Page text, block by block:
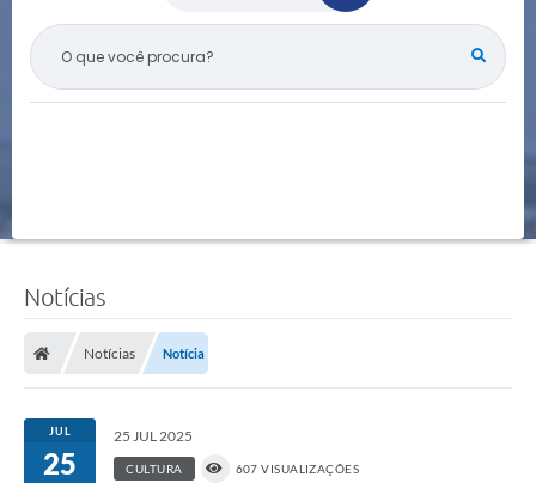
O QUE VOCÊ PROCURA?
Notícias
Notícias Notícia
JUL
25
25 JUL 2025
CULTURA 607 VISUALIZAÇÕES